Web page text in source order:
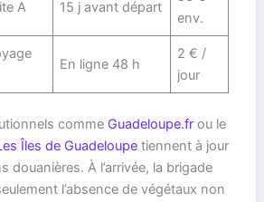
A 15 j avant départ
env.
En ligne 48 h
2 € /
jour
comme Guadeloupe.frou le
Îles de Guadeloupetiennent à jour
douanières. À l’arrivée, la brigade
l’absence de végétaux non